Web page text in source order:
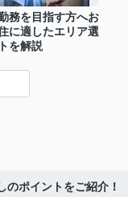
務を目指す方へお
に適したエリア選
を解説
のポイントをご紹介！